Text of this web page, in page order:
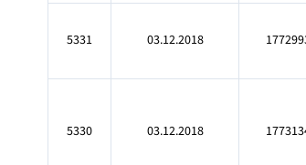
5331 03.12.2018
5330 03.12.2018